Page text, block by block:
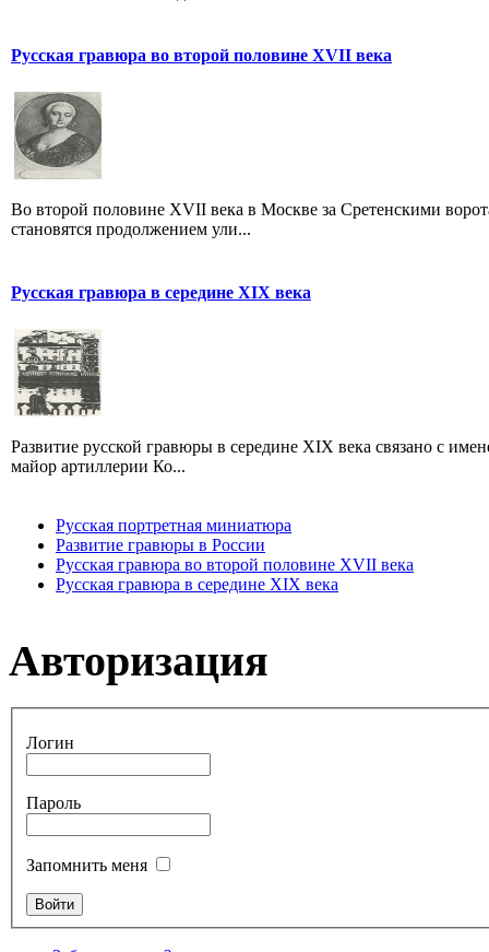
Русская гравюра во второй половине XVII века
Во второй половине XVII века в Москве за Сретенскими
становятся продолжением ули...
Русская гравюра в середине XIX века
Развитие русской гравюры в середине XIX века связано с
майор артиллерии Ко...
Русская портретная миниатюра
Развитие гравюры в России
Русская гравюра во второй половине XVII века
Русская гравюра в середине XIX века
Авторизация
Логин
Пароль
Запомнить меня